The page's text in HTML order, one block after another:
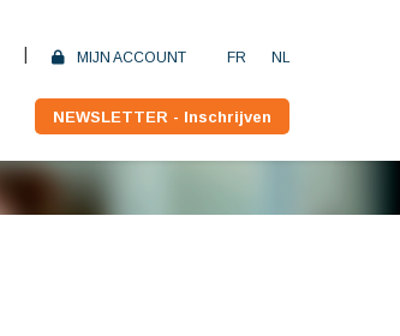
MIJN ACCOUNT FR NL
NEWSLETTER - Inschrijven